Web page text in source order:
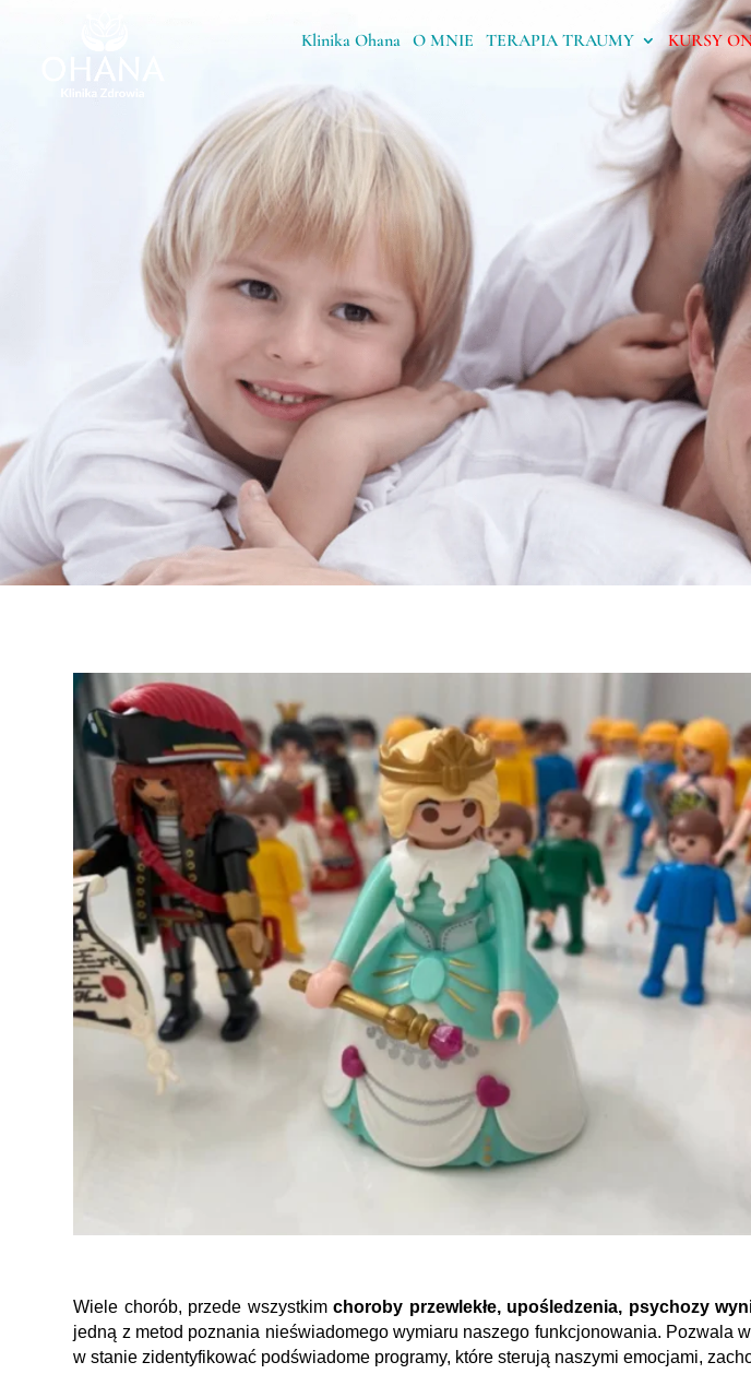
Klinika Ohana O MNIE TERAPIA TRAUMY KURSY
Wiele chorób, przede wszystkimchoroby przewlekłe, upośledzenia, psychozy
jedną z metod poznania nieświadomego wymiaru naszego funkcjonowania. Pozwala
w stanie zidentyfikować podświadome programy, które sterują naszymi emocjami,